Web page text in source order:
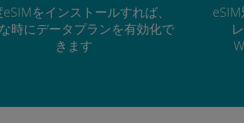
をインストールすれば、
時にデータプランを有効化で
きます